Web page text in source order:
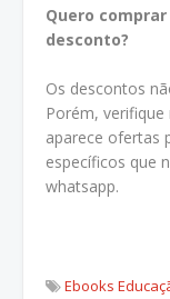
Quero
desconto?
Os descontos
Porém,
aparece ofertas
específicos que
whatsapp.
Ebooks